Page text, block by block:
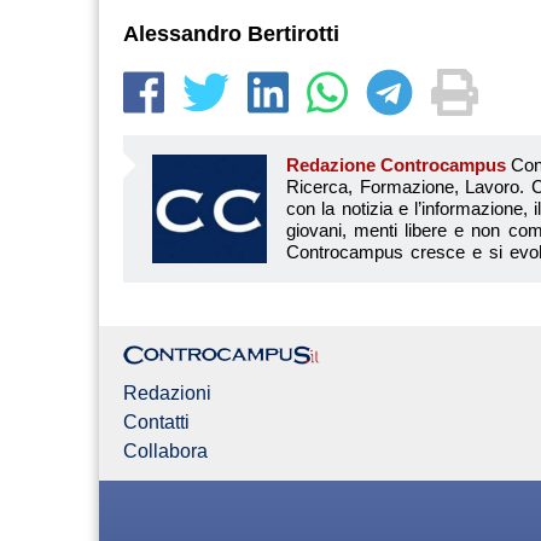
Alessandro Bertirotti
Redazione Controcampus Controcampus è Il magazine più letto dai giovani su: Scuola, Università, Ricerca, Formazione, Lavoro. Controcampus nasce nell’ottobre 2001 con la missione di affiancare con la notizia e l’informazione, il mondo dell’istruzione e dell’università. Il suo cuore pulsante sono i giovani, menti libere e non compromesse da nessun interesse di parte. Il progetto è ambizioso e Controcampus cresce e si evolve arricchendo il proprio staff con nuovi giovani vogliosi di
Redazioni
Contatti
Collabora